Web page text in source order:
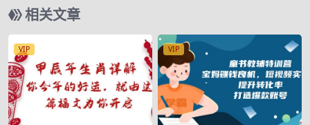
相关文章
VIP VIP